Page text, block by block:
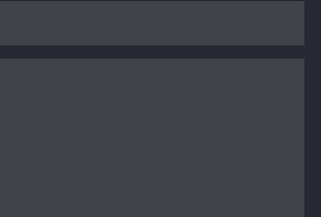
nosso esforço é para
esses índices”.